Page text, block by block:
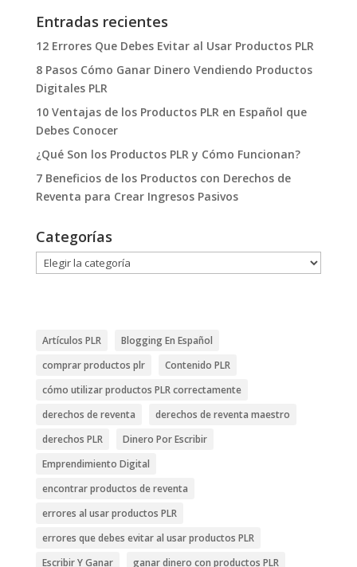
Entradas recientes
12 Errores Que Debes Evitar al Usar Productos PLR
8 Pasos Cómo Ganar Dinero Vendiendo Productos
Digitales PLR
10 Ventajas de los Productos PLR en Español que
Debes Conocer
¿Qué Son los Productos PLR y Cómo Funcionan?
7 Beneficios de los Productos con Derechos de
Reventa para Crear Ingresos Pasivos
Categorías
Categorías
Artículos PLR
Blogging En Español
comprar productos plr
Contenido PLR
cómo utilizar productos PLR correctamente
derechos de reventa
derechos de reventa maestro
derechos PLR
Dinero Por Escribir
Emprendimiento Digital
encontrar productos de reventa
errores al usar productos PLR
errores que debes evitar al usar productos PLR
Escribir Y Ganar
ganar dinero con productos PLR